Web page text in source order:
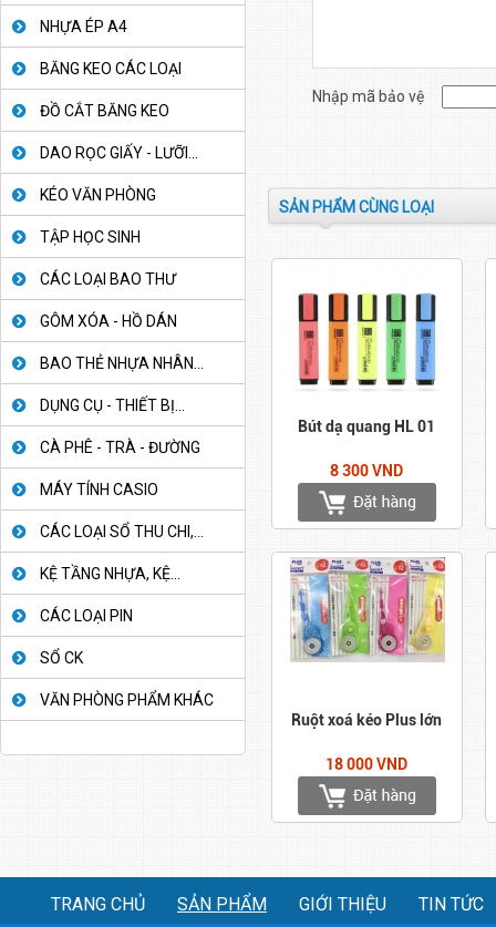
NHỰA ÉP A4
BĂNG KEO CÁC LOẠI
ĐỒ CẮT BĂNG KEO
DAO RỌC GIẤY - LƯỠI...
KÉO VĂN PHÒNG
TẬP HỌC SINH
CÁC LOẠI BAO THƯ
GÔM XÓA - HỒ DÁN
BAO THẺ NHỰA NHÂN...
DỤNG CỤ - THIẾT BỊ...
CÀ PHÊ - TRÀ - ĐƯỜNG
MÁY TÍNH CASIO
CÁC LOẠI SỔ THU CHI,...
KỆ TẦNG NHỰA, KỆ...
CÁC LOẠI PIN
SỔ CK
VĂN PHÒNG PHẨM KHÁC
Nhập mã bảo vệ
SẢN PHẨM CÙNG LOẠI
Bút dạ quang HL 01
8 300 VND
Ruột xoá kéo Plus lớn
18 000 VND
TRANG CHỦ SẢN PHẨM GIỚI THIỆU TIN TỨC